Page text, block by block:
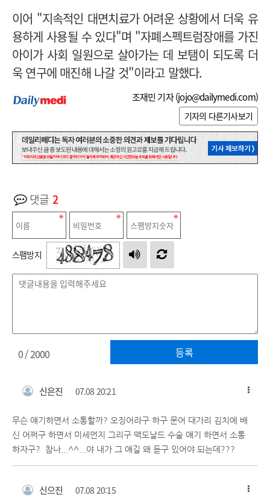
이어 "지속적인 대면치료가 어려운 상황에서 더욱 유
용하게 사용될 수 있다"며 "자폐스펙트럼장애를 가진
아이가 사회 일원으로 살아가는 데 보탬이 되도록 더
욱 연구에 매진해 나갈 것"이라고 말했다.
조재민 기자 (jojo@dailymedi.com)
기자의 다른기사보기
댓글 2
스팸방지
등록
0/ 2000
신은진 07.08 20:21
무슨 얘기하면서 소통할까? 오징어라구 하구 문어 대가리 김치에 배
신 어쩌구 하면서 미세먼지 그리구 맥도날드 수술 얘기 하면서 소통
하자구? 참나...^^...야 내가 그 얘길 왜 듣구 있어야 되는데???
신으진 07.08 20:15